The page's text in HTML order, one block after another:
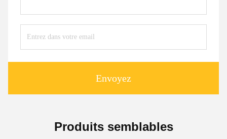
Envoyez
Produits semblables